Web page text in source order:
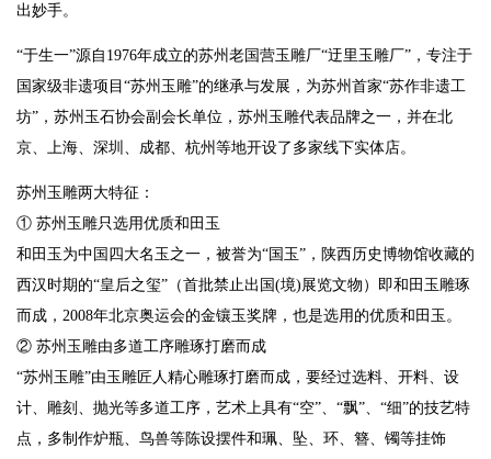
出妙手。
“于生一”源自1976年成立的苏州老国营玉雕厂“迂里玉雕厂”，专注于
国家级非遗项目“苏州玉雕”的继承与发展，为苏州首家“苏作非遗工
坊”，苏州玉石协会副会长单位，苏州玉雕代表品牌之一，并在北
京、上海、深圳、成都、杭州等地开设了多家线下实体店。
苏州玉雕两大特征：
① 苏州玉雕只选用优质和田玉
和田玉为中国四大名玉之一，被誉为“国玉”，陕西历史博物馆收藏的
西汉时期的“皇后之玺”（首批禁止出国(境)展览文物）即和田玉雕琢
而成，2008年北京奥运会的金镶玉奖牌，也是选用的优质和田玉。
② 苏州玉雕由多道工序雕琢打磨而成
“苏州玉雕”由玉雕匠人精心雕琢打磨而成，要经过选料、开料、设
计、雕刻、抛光等多道工序，艺术上具有“空”、“飘”、“细”的技艺特
点，多制作炉瓶、鸟兽等陈设摆件和珮、坠、环、簪、镯等挂饰